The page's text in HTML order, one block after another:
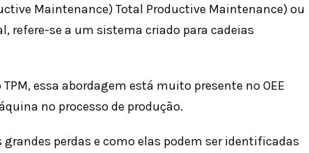
Maintenance) Total Productive Maintenance) ou
refere-se a um sistema criado para cadeias
essa abordagem está muito presente no OEE
no processo de produção.
perdas e como elas podem ser identificadas